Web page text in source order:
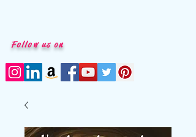
Follow us on